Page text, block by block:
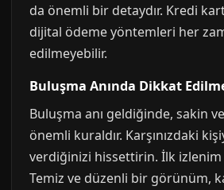
da önemli bir detaydır. Kredi
dijital ödeme yöntemleri her
edilmeyebilir.
Buluşma Anında Dikkat
Buluşma anı geldiğinde, sakin
önemli kuraldır. Karşınızdaki
verdiğinizi hissettirin. İlk
Temiz ve düzenli bir görünüm,